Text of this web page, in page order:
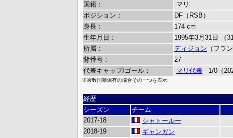
国籍：
マリ
ポジション：
DF（RSB）
身長：
174 cm
生年月日：
1995年3月31日 （31
所属：
ディジョン （フラ
背番号：
27
代表キャップ/ゴール：
マリ代表 1/0（
※複数国籍保有の場合その一つを表示
経歴
シーズン
チーム
2017-18
シャトールー
2018-19
ギャンガン